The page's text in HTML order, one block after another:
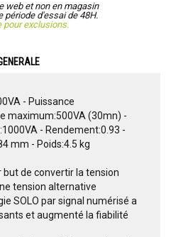
web et non en magasin
période d'essai de 48H.
pour exclusions.
- Puissance
maximum:500VA (30mn) -
- Rendement:0.93 -
mm - Poids:4.5 kg
but de convertir la tension
tension alternative
SOLO par signal numérisé a
et augmenté la fiabilité